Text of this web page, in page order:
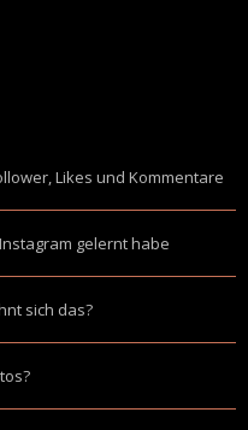
Likes und Kommentare
gelernt habe
sich das?